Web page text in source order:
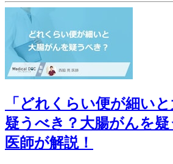
「どれくらい便が細い
疑うべき？大腸がんを
医師が解説！